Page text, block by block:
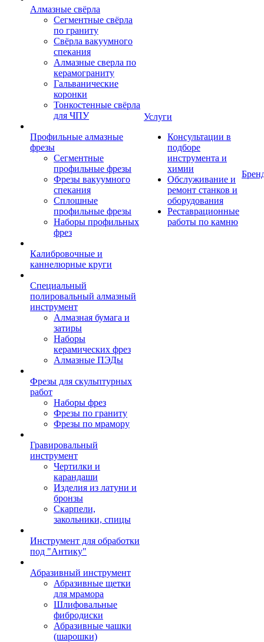
Алмазные свёрла
Сегментные свёрла
по граниту
Свёрла вакуумного
спекания
Алмазные сверла по
керамограниту
Гальванические
коронки
Тонкостенные свёрла
для ЧПУ
Профильные алмазные
фрезы
Сегментные
профильные фрезы
Фрезы вакуумного
спекания
Сплошные
профильные фрезы
Наборы профильных
фрез
Калибровочные и
каннелюрные круги
Специальный
полировальный алмазный
инструмент
Алмазная бумага и
затиры
Наборы
керамических фрез
Алмазные ПЭДы
Фрезы для скульптурных
работ
Наборы фрез
Фрезы по граниту
Фрезы по мрамору
Гравировальный
инструмент
Чертилки и
карандаши
Изделия из латуни и
бронзы
Скарпели,
закольники, спицы
Инструмент для обработки
под "Антику"
Абразивный инструмент
Абразивные щетки
для мрамора
Шлифовальные
фибродиски
Абразивные чашки
(шарошки)
Услуги
Консультации в
подборе
инструмента и
химии
Обслуживание и
ремонт станков и
оборудования
Реставрационные
работы по камню